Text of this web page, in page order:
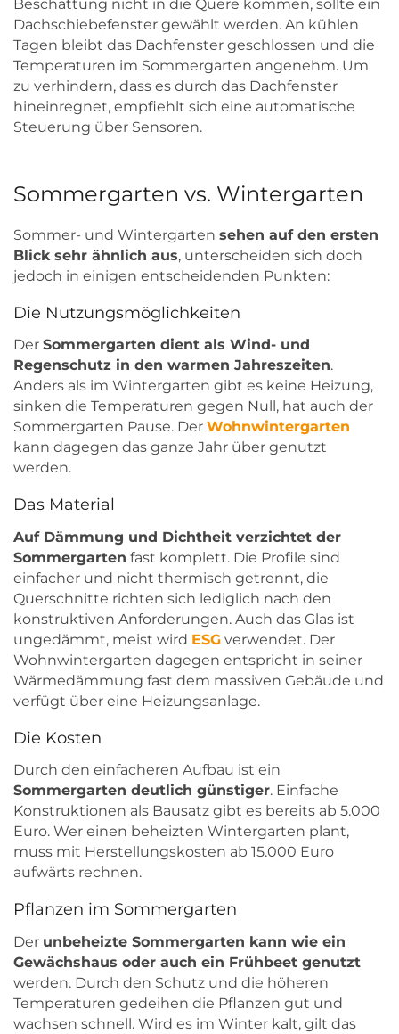
Beschattung nicht in die Quere kommen, sollte ein
Dachschiebefenster gewählt werden. An kühlen
Tagen bleibt das Dachfenster geschlossen und die
Temperaturen im Sommergarten angenehm. Um
zu verhindern, dass es durch das Dachfenster
hineinregnet, empfiehlt sich eine automatische
Steuerung über Sensoren.
Sommergarten vs. Wintergarten
Sommer- und Wintergarten sehen auf den ersten
Blick sehr ähnlich aus, unterscheiden sich doch
jedoch in einigen entscheidenden Punkten:
Die Nutzungsmöglichkeiten
Der Sommergarten dient als Wind- und
Regenschutz in den warmen Jahreszeiten.
Anders als im Wintergarten gibt es keine Heizung,
sinken die Temperaturen gegen Null, hat auch der
Sommergarten Pause. Der Wohnwintergarten
kann dagegen das ganze Jahr über genutzt
werden.
Das Material
Auf Dämmung und Dichtheit verzichtet der
Sommergarten fast komplett. Die Profile sind
einfacher und nicht thermisch getrennt, die
Querschnitte richten sich lediglich nach den
konstruktiven Anforderungen. Auch das Glas ist
ungedämmt, meist wird ESG verwendet. Der
Wohnwintergarten dagegen entspricht in seiner
Wärmedämmung fast dem massiven Gebäude und
verfügt über eine Heizungsanlage.
Die Kosten
Durch den einfacheren Aufbau ist ein
Sommergarten deutlich günstiger. Einfache
Konstruktionen als Bausatz gibt es bereits ab 5.000
Euro. Wer einen beheizten Wintergarten plant,
muss mit Herstellungskosten ab 15.000 Euro
aufwärts rechnen.
Pflanzen im Sommergarten
Der unbeheizte Sommergarten kann wie ein
Gewächshaus oder auch ein Frühbeet genutzt
werden. Durch den Schutz und die höheren
Temperaturen gedeihen die Pflanzen gut und
wachsen schnell. Wird es im Winter kalt, gilt das